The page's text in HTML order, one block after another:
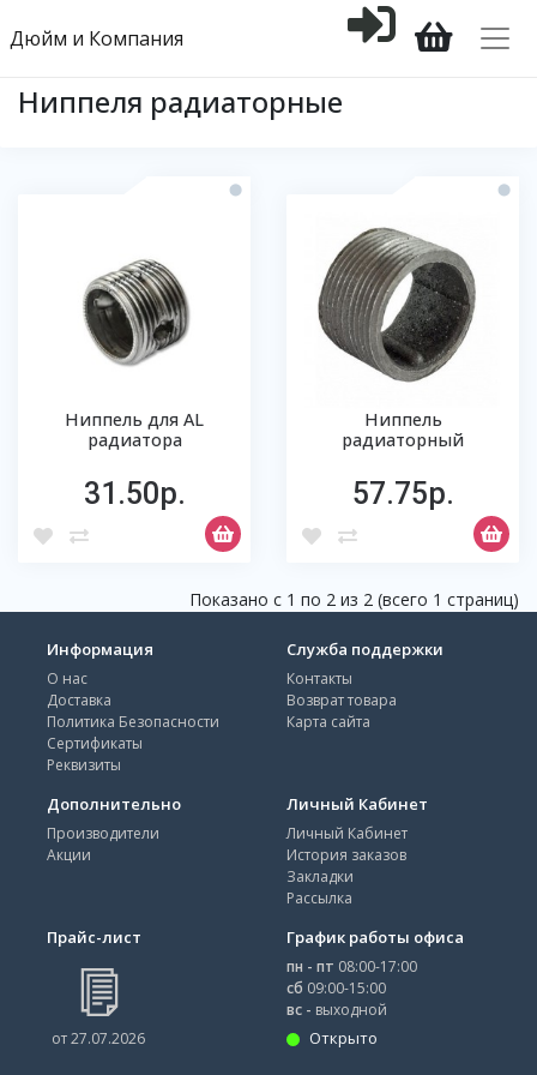
Дюйм и Компания
Ниппеля радиаторные
Ниппель для AL
радиатора
31.50р.
Ниппель
радиаторный
57.75р.
Показано с 1 по 2 из 2 (всего 1 страниц)
Информация
О нас
Доставка
Политика Безопасности
Сертификаты
Реквизиты
Служба поддержки
Контакты
Возврат товара
Карта сайта
Дополнительно
Производители
Акции
Личный Кабинет
Личный Кабинет
История заказов
Закладки
Рассылка
Прайс-лист
от 27.07.2026
График работы офиса
пн - пт 08:00-17:00
сб 09:00-15:00
вс - выходной
Открыто